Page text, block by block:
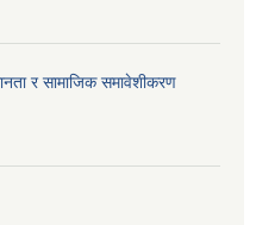
र सामाजिक समावेशीकरण